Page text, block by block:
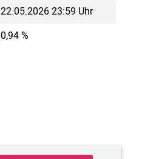
22.05.2026 23:59 Uhr
0,94 %